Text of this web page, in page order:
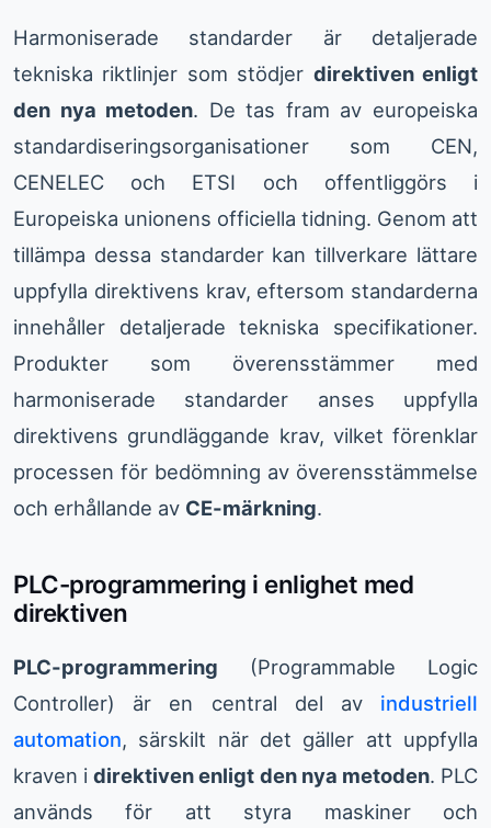
Harmoniserade standarder är detaljerade
tekniska riktlinjer som stödjer direktiven enligt
den nya metoden. De tas fram av europeiska
standardiseringsorganisationer som CEN,
CENELEC och ETSI och offentliggörs i
Europeiska unionens officiella tidning. Genom att
tillämpa dessa standarder kan tillverkare lättare
uppfylla direktivens krav, eftersom standarderna
innehåller detaljerade tekniska specifikationer.
Produkter som överensstämmer med
harmoniserade standarder anses uppfylla
direktivens grundläggande krav, vilket förenklar
processen för bedömning av överensstämmelse
och erhållande av CE-märkning.
PLC-programmering i enlighet med
direktiven
PLC-programmering (Programmable Logic
Controller) är en central del av industriell
automation, särskilt när det gäller att uppfylla
kraven idirektiven enligt den nya metoden. PLC
används för att styra maskiner och